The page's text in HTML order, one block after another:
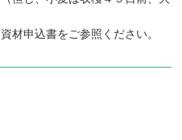
材申込書をご参照ください。